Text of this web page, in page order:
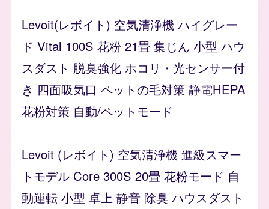
Levoit(レボイト) 空気清浄機 ハイグレー
ド Vital 100S 花粉 21畳 集じん 小型 ハウ
スダスト 脱臭強化 ホコリ・光センサー付
き 四面吸気口 ペットの毛対策 静電HEPA
花粉対策 自動/ペットモード
Levoit (レボイト) 空気清浄機 進級スマー
トモデル Core 300S 20畳 花粉モード 自
動運転 小型 卓上 静音 除臭 ハウスダスト